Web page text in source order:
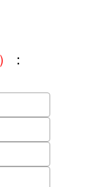
：